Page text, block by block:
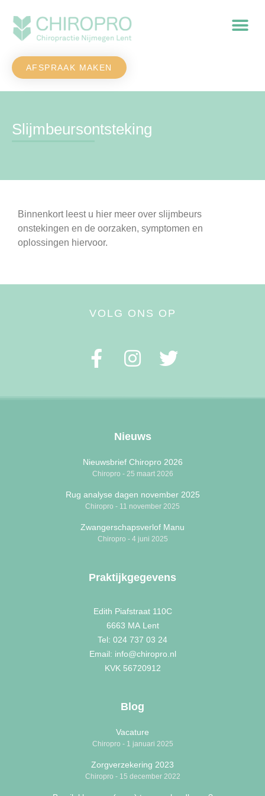
AFSPRAAK MAKEN
Slijmbeursontsteking
Binnenkort leest u hier meer over slijmbeurs
onstekingen en de oorzaken, symptomen en
oplossingen hiervoor.
VOLG ONS OP
Nieuws
Nieuwsbrief Chiropro 2026
Chiropro 25 maart 2026
Rug analyse dagen november 2025
Chiropro 11 november 2025
Zwangerschapsverlof Manu
Chiropro 4 juni 2025
Praktijkgegevens
Edith Piafstraat 110C
6663 MA Lent
Tel: 024 737 03 24
Email: info@chiropro.nl
KVK 56720912
Blog
Vacature
Chiropro 1 januari 2025
Zorgverzekering 2023
Chiropro 15 december 2022